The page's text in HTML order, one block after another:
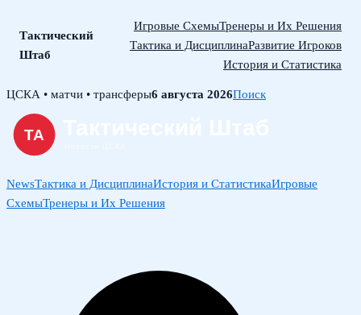
Тактический
Штаб
Игровые СхемыТренеры и Их Решения
Тактика и ДисциплинаРазвитие Игроков
История и Статистика
Skip
content
ЦСКА • матчи • трансферы6 августа 2026Поиск
NewsТактика и ДисциплинаИстория и СтатистикаИгровые
СхемыТренеры и Их Решения